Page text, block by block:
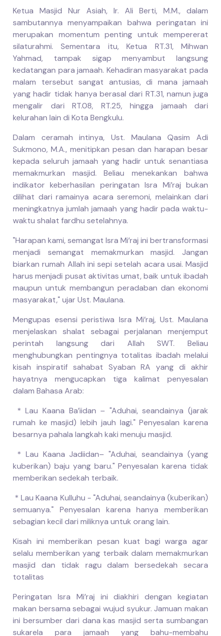
Ketua Masjid Nur Asiah, Ir. Ali Berti, M.M., dalam
sambutannya menyampaikan bahwa peringatan ini
merupakan momentum penting untuk mempererat
silaturahmi. Sementara itu, Ketua RT.31, Mihwan
Yahmad, tampak sigap menyambut langsung
kedatangan para jamaah. Kehadiran masyarakat pada
malam tersebut sangat antusias, di mana jamaah
yang hadir tidak hanya berasal dari RT.31, namun juga
mengalir dari RT.08, RT.25, hingga jamaah dari
kelurahan lain di Kota Bengkulu.
Dalam ceramah intinya, Ust. Maulana Qasim Adi
Sukmono, M.A., menitipkan pesan dan harapan besar
kepada seluruh jamaah yang hadir untuk senantiasa
memakmurkan masjid. Beliau menekankan bahwa
indikator keberhasilan peringatan Isra Mi’raj bukan
dilihat dari ramainya acara seremoni, melainkan dari
meningkatnya jumlah jamaah yang hadir pada waktu-
waktu shalat fardhu setelahnya.
"Harapan kami, semangat Isra Mi’raj ini bertransformasi
menjadi semangat memakmurkan masjid. Jangan
biarkan rumah Allah ini sepi setelah acara usai. Masjid
harus menjadi pusat aktivitas umat, baik untuk ibadah
maupun untuk membangun peradaban dan ekonomi
masyarakat," ujar Ust. Maulana.
Mengupas esensi peristiwa Isra Mi’raj, Ust. Maulana
menjelaskan shalat sebagai perjalanan menjemput
perintah langsung dari Allah SWT. Beliau
menghubungkan pentingnya totalitas ibadah melalui
kisah inspiratif sahabat Syaban RA yang di akhir
hayatnya mengucapkan tiga kalimat penyesalan
dalam Bahasa Arab:
* Lau Kaana Ba’iidan – "Aduhai, seandainya (jarak
rumah ke masjid) lebih jauh lagi." Penyesalan karena
besarnya pahala langkah kaki menuju masjid.
* Lau Kaana Jadiidan– "Aduhai, seandainya (yang
kuberikan) baju yang baru." Penyesalan karena tidak
memberikan sedekah terbaik.
* Lau Kaana Kulluhu - "Aduhai, seandainya (kuberikan)
semuanya." Penyesalan karena hanya memberikan
sebagian kecil dari miliknya untuk orang lain.
Kisah ini memberikan pesan kuat bagi warga agar
selalu memberikan yang terbaik dalam memakmurkan
masjid dan tidak ragu dalam bersedekah secara
totalitas
Peringatan Isra Mi’raj ini diakhiri dengan kegiatan
makan bersama sebagai wujud syukur. Jamuan makan
ini bersumber dari dana kas masjid serta sumbangan
sukarela para jamaah yang bahu-membahu